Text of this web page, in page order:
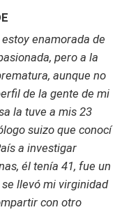
enamorada de
pero a la
aunque no
de la gente de mi
la tuve a mis 23
suizo que conocí
a investigar
él tenía 41, fue un
llevó mi virginidad
con otro